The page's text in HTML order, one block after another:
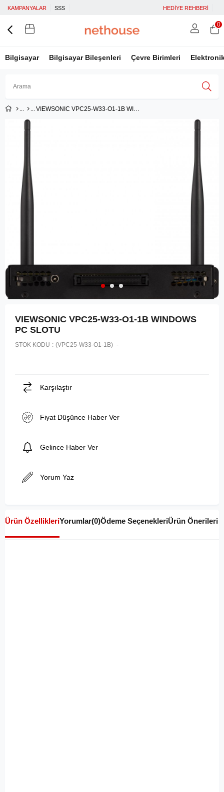
KAMPANYALAR SSS HEDİYE REHBERİ
Bilgisayar Bilgisayar Bileşenleri Çevre Birimleri
0
VIEWSONIC VPC25-W33-O1-1B WINDOWS PC SLOTU
VIEWSONIC VPC25-W33-O1-1B WINDOWS
PC SLOTU
STOK KODU (VPC25-W33-O1-1B)
Karşılaştır
Fiyat Düşünce Haber Ver
Gelince Haber Ver
Yorum Yaz
Ürün ÖzellikleriYorumlar(0)Ödeme SeçenekleriÜrün Önerileri